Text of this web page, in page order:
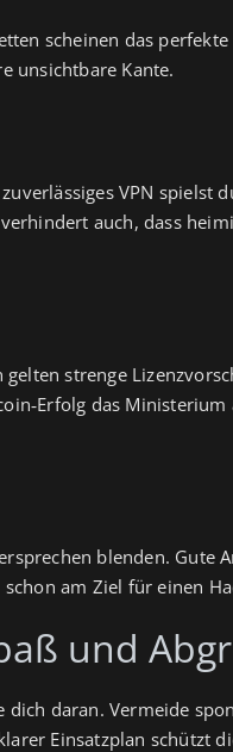
scheinen das
unsichtbare Kante.
VPN spielst
auch, dass
strenge
das Ministerium
blenden. Gute
am Ziel für einen
und
daran. Vermeide
Einsatzplan schützt